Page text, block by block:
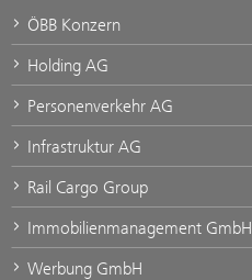
ÖBB Konzern
Holding AG
Personenverkehr AG
Infrastruktur AG
Rail Cargo Group
Immobilienmanagement GmbH
Werbung GmbH